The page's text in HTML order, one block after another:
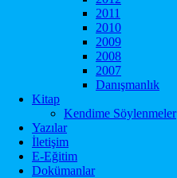
2011
2010
2009
2008
2007
Danışmanlık
Kitap
Kendime Söylenmeler
Yazılar
İletişim
E-Eğitim
Dokümanlar